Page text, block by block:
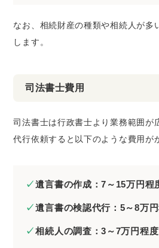
なお、相続財産の種類や相続人が多
します。
司法書士費用
司法書士は行政書士より業務範囲が
代行依頼すると以下のような費用が
遺言書の作成：7～15万円程
遺言書の検認代行：5～8万
相続人の調査：3～7万円程度